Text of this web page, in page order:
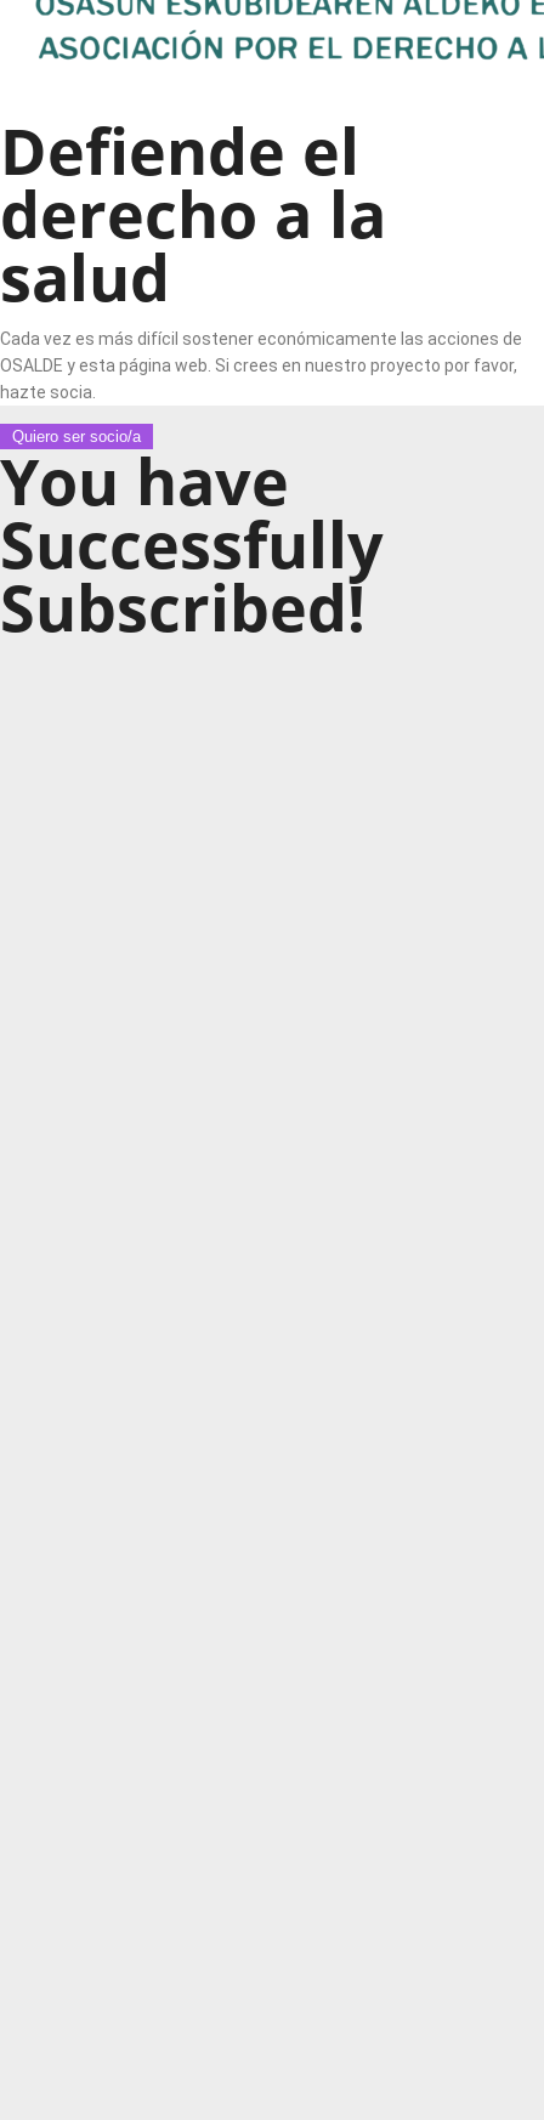
Defiende el
derecho a la
salud
Cada vez es más difícil sostener económicamente las acciones de
OSALDE y esta página web. Si crees en nuestro proyecto por favor,
hazte socia.
Quiero ser socio/a
You have
Successfully
Subscribed!